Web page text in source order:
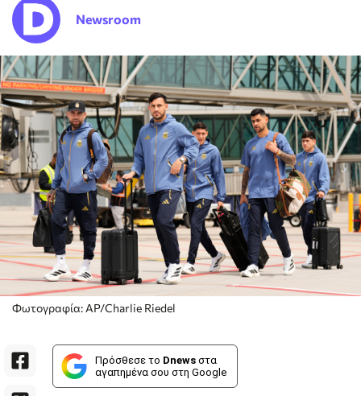
Newsroom
Φωτογραφία: AP/Charlie Riedel
Πρόσθεσε το Dnews στα
αγαπημένα σου στη Google